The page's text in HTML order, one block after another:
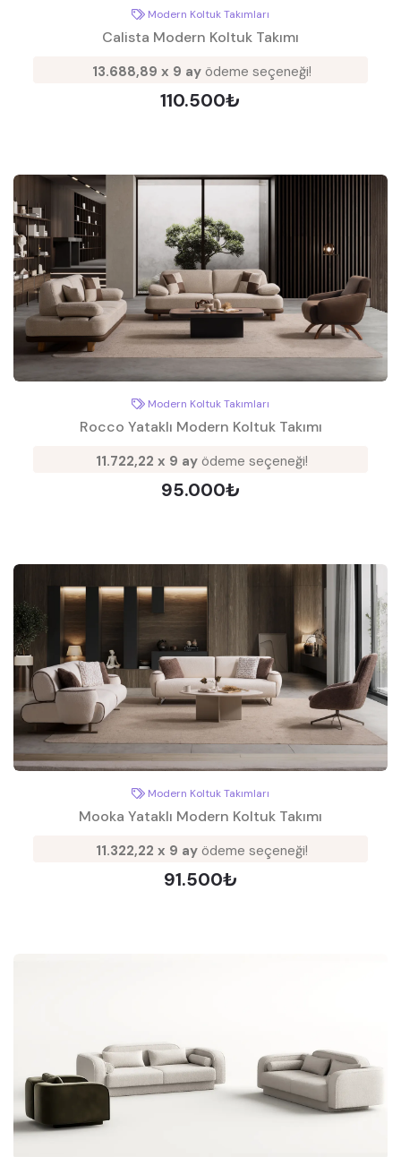
Modern Koltuk Takımları
Calista Modern Koltuk Takımı
13.688,89 x 9 ay ödeme seçeneği!
110.500₺
Modern Koltuk Takımları
Rocco Yataklı Modern Koltuk Takımı
11.722,22 x 9 ay ödeme seçeneği!
95.000₺
Modern Koltuk Takımları
Mooka Yataklı Modern Koltuk Takımı
11.322,22 x 9 ay ödeme seçeneği!
91.500₺